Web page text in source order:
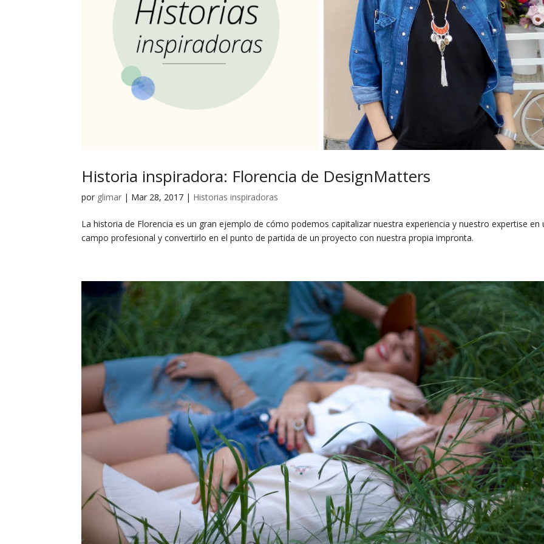
Historia inspiradora: Florencia de DesignMatters
por glimar | Mar 28, 2017 | Historias inspiradoras
La historia de Florencia es un gran ejemplo de cómo podemos capitalizar nuestra experiencia y nuestro expertise en
campo profesional y convertirlo en el punto de partida de un proyecto con nuestra propia impronta.